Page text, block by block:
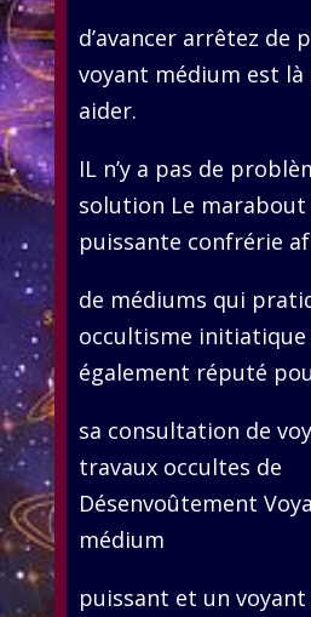
d’avancer arrêtez de
voyant médium est là
aider.
IL n’y a pas de
solution Le marabout
puissante confrérie
de médiums qui
occultisme
également réputé
sa consultation de
travaux occultes de
Désenvoûtement
médium
puissant et un